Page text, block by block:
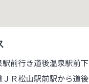
前行き道後温泉駅前
Ｒ松山駅前駅から道